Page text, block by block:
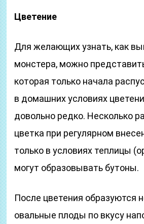
Цветение
Для желающих узнать, как
монстера, можно
которая только начала
в домашних условиях
довольно редко. Несколько
цветка при регулярном
только в условиях теплицы
могут образовывать бутоны.
После цветения образуются
овальные плоды по вкусу